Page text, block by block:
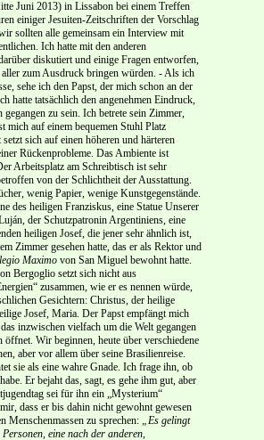
Juni 2013) in Lissabon bei einem Treffen
einiger Jesuiten-Zeitschriften der Vorschlag
sollten alle gemeinsam ein Interview mit
Ich hatte mit den anderen
diskutiert und einige Fragen entworfen,
aller zum Ausdruck bringen würden. - Als ich
sehe ich den Papst, der mich schon an der
hatte tatsächlich den angenehmen Eindruck,
gegangen zu sein. Ich betrete sein Zimmer,
mich auf einem bequemen Stuhl Platz
sich auf einen höheren und härteren
Rückenprobleme. Das Ambiente ist
Arbeitsplatz am Schreibtisch ist sehr
von der Schlichtheit der Ausstattung.
wenig Papier, wenige Kunstgegenstände.
des heiligen Franziskus, eine Statue Unserer
der Schutzpatronin Argentiniens, eine
heiligen Josef, die jener sehr ähnlich ist,
Zimmer gesehen hatte, das er als Rektor und
Maximo von San Miguel bewohnt hatte.
Bergoglio setzt sich nicht aus
zusammen, wie er es nennen würde,
Gesichtern: Christus, der heilige
Josef, Maria. Der Papst empfängt mich
inzwischen vielfach um die Welt gegangen
öffnet. Wir beginnen, heute über verschiedene
aber vor allem über seine Brasilienreise.
sie als eine wahre Gnade. Ich frage ihn, ob
Er bejaht das, sagt, es gehe ihm gut, aber
sei für ihn ein „Mysterium“
dass er bis dahin nicht gewohnt gewesen
Menschenmassen zu sprechen: „Es gelingt
eine nach der anderen,